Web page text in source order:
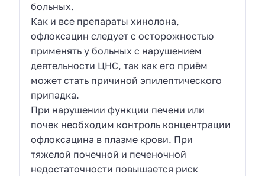
больных.
Как и все препараты хинолона,
офлоксацин следует с осторожностью
применять у больных с нарушением
деятельности ЦНС, так как его приём
может стать причиной эпилептического
припадка.
При нарушении функции печени или
почек необходим контроль концентрации
офлоксацина в плазме крови. При
тяжелой почечной и печеночной
недостаточности повышается риск